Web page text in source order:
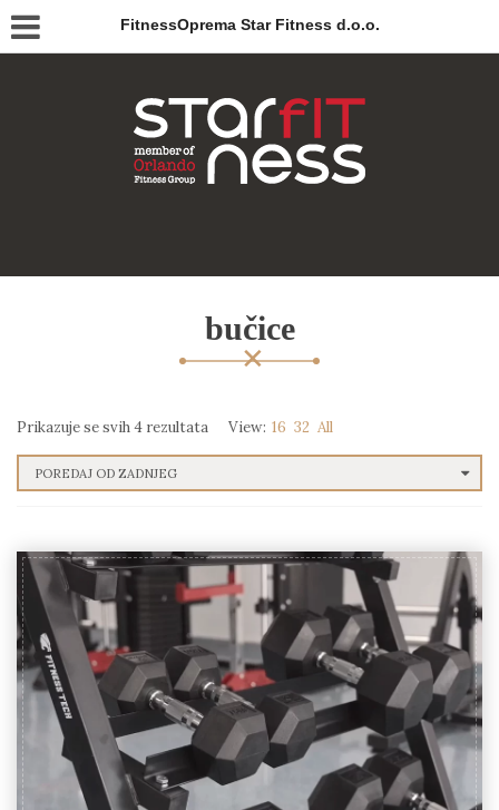
FitnessOprema Star Fitness d.o.o.
bučice
Prikazuje se svih 4 rezultata View: 16 32 All